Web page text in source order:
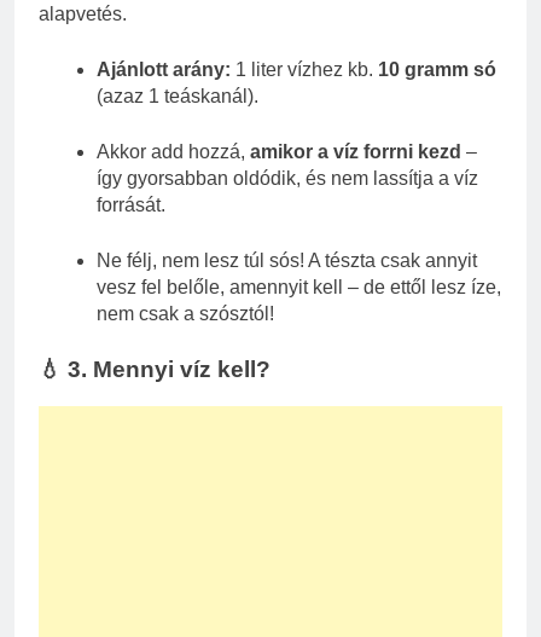
alapvetés.
Ajánlott arány: 1 liter vízhez kb. 10 gramm só
(azaz 1 teáskanál).
Akkor add hozzá, amikor a víz forrni kezd –
így gyorsabban oldódik, és nem lassítja a víz
forrását.
Ne félj, nem lesz túl sós! A tészta csak annyit
vesz fel belőle, amennyit kell – de ettől lesz íze,
nem csak a szósztól!
💧 3. Mennyi víz kell?